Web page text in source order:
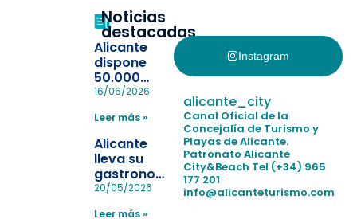
Noticias
destacadas
Alicante
dispone
50.000
pulseras
la
pérdida de niños
en las
playas y
realiza con
éxito un
simulacro de socorrismo
16/06/2026
Leer más »
Alicante
lleva su
gastronomía
a Madrid
20/05/2026
Leer más »
Instagram
alicante_city
Canal Oficial de la
Concejalía de Turismo y
Playas de Alicante.
Patronato Alicante
City&Beach Tel (+34) 965
177 201
info@alicanteturismo.com